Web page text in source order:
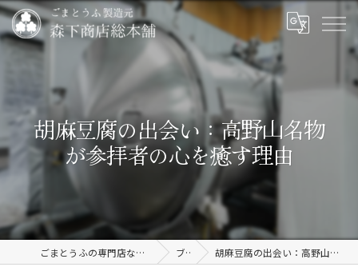
胡麻豆腐の出会い：高野山名物
が参拝者の心を癒す理由
ごまとうふの専門店なら有限会社森下商店総本舗 ブログ 胡麻豆腐の出会い：高野山名物が参拝者の心を癒す理由